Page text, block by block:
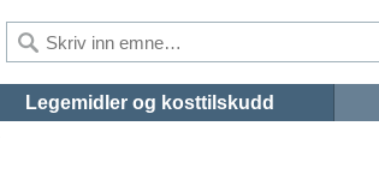
Legemidler og kosttilskudd